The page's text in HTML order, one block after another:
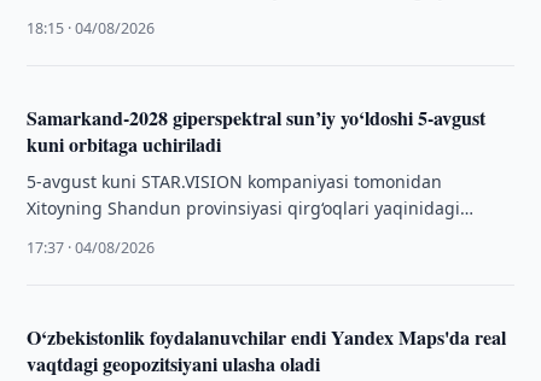
18:15 · 04/08/2026
Samarkand-2028 giperspektral sun’iy yo‘ldoshi 5-avgust
kuni orbitaga uchiriladi
5-avgust kuni STAR.VISION kompaniyasi tomonidan
Xitoyning Shandun provinsiyasi qirg‘oqlari yaqinidagi
1 giperspektral sun’iy yo‘ldoshlari uchiriladi.
17:37 · 04/08/2026
O‘zbekistonlik foydalanuvchilar endi Yandex Maps'da real
vaqtdagi geopozitsiyani ulasha oladi